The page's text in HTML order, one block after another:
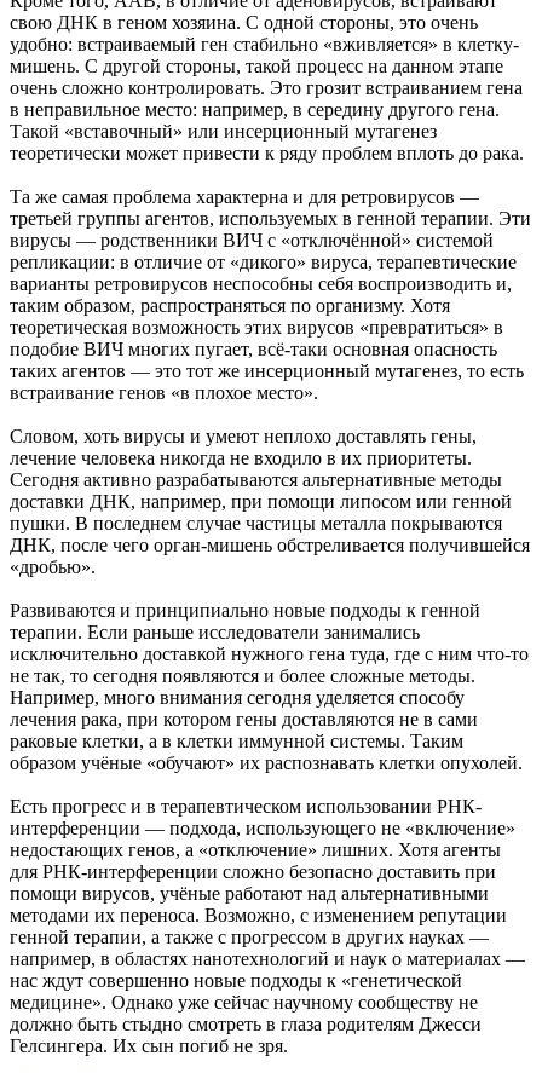
свою ДНК в геном хозяина. С одной стороны, это очень
удобно: встраиваемый ген стабильно «вживляется» в клетку-
мишень. С другой стороны, такой процесс на данном этапе
очень сложно контролировать. Это грозит встраиванием гена
в неправильное место: например, в середину другого гена.
Такой «вставочный» или инсерционный мутагенез
теоретически может привести к ряду проблем вплоть до рака.
Та же самая проблема характерна и для ретровирусов —
третьей группы агентов, используемых в генной терапии. Эти
вирусы — родственники ВИЧ с «отключённой» системой
репликации: в отличие от «дикого» вируса, терапевтические
варианты ретровирусов неспособны себя воспроизводить и,
таким образом, распространяться по организму. Хотя
теоретическая возможность этих вирусов «превратиться» в
подобие ВИЧ многих пугает, всё-таки основная опасность
таких агентов — это тот же инсерционный мутагенез, то есть
встраивание генов «в плохое место».
Словом, хоть вирусы и умеют неплохо доставлять гены,
лечение человека никогда не входило в их приоритеты.
Сегодня активно разрабатываются альтернативные методы
доставки ДНК, например, при помощи липосом или генной
пушки. В последнем случае частицы металла покрываются
ДНК, после чего орган-мишень обстреливается получившейся
«дробью».
Развиваются и принципиально новые подходы к генной
терапии. Если раньше исследователи занимались
исключительно доставкой нужного гена туда, где с ним что-то
не так, то сегодня появляются и более сложные методы.
Например, много внимания сегодня уделяется способу
лечения рака, при котором гены доставляются не в сами
раковые клетки, а в клетки иммунной системы. Таким
образом учёные «обучают» их распознавать клетки опухолей.
Есть прогресс и в терапевтическом использовании РНК-
интерференции — подхода, использующего не «включение»
недостающих генов, а «отключение» лишних. Хотя агенты
для РНК-интерференции сложно безопасно доставить при
помощи вирусов, учёные работают над альтернативными
методами их переноса. Возможно, с изменением репутации
генной терапии, а также с прогрессом в других науках —
например, в областях нанотехнологий и наук о материалах —
нас ждут совершенно новые подходы к «генетической
медицине». Однако уже сейчас научному сообществу не
должно быть стыдно смотреть в глаза родителям Джесси
Гелсингера. Их сын погиб не зря.